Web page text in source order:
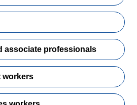
associate professionals
workers